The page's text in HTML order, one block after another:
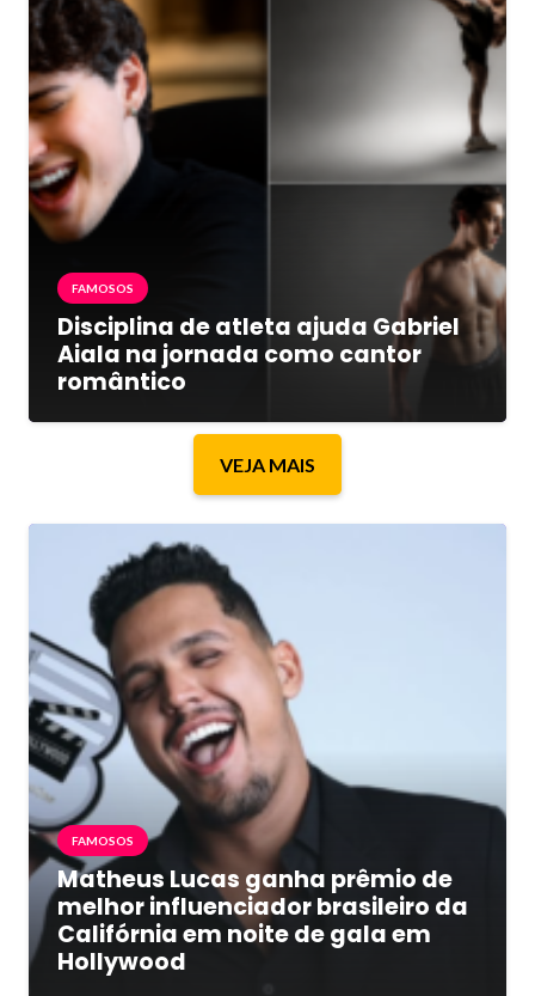
FAMOSOS
Disciplina de atleta ajuda Gabriel
Aiala na jornada como cantor
romântico
VEJA MAIS
FAMOSOS
Matheus Lucas ganha prêmio de
melhor influenciador brasileiro da
Califórnia em noite de gala em
Hollywood